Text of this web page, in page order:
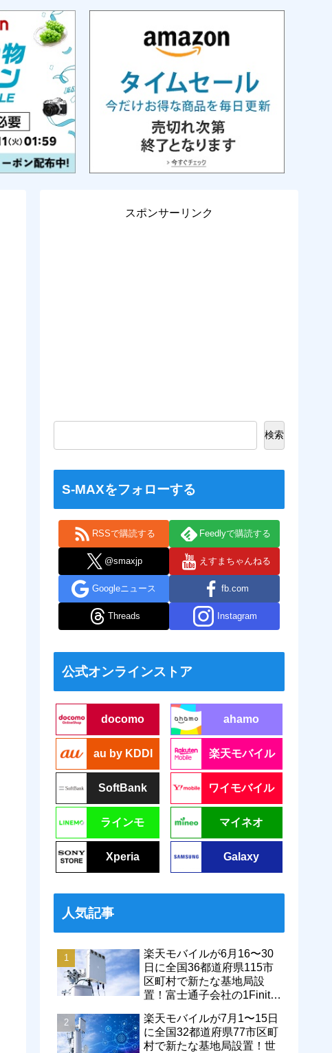
スポンサーリンク
検索
S-MAXをフォローする
RSSで購読する Feedlyで購読する
@smaxjp えすまちゃんねる
Googleニュース fb.com
Threads Instagram
公式オンラインストア
docomo ahamo
au by KDDI 楽天モバイル
SoftBank ワイモバイル
ラインモ マイネオ
Xperia Galaxy
人気記事
楽天モバイルが6月16〜30
日に全国36都道府県115市
区町村で新たな基地局設
置！富士通子会社の1Finity
エリアが拡大
楽天モバイルが7月1〜15日
に全国32都道府県77市区町
村で新たな基地局設置！世